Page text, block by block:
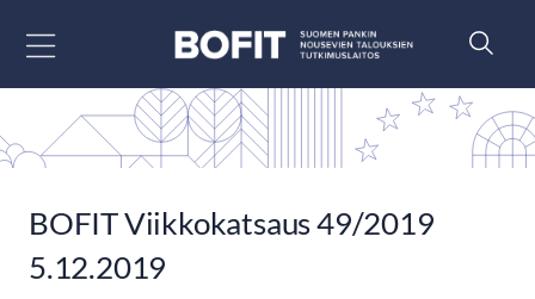
BOFIT Viikkokatsaus 49/2019
5.12.2019